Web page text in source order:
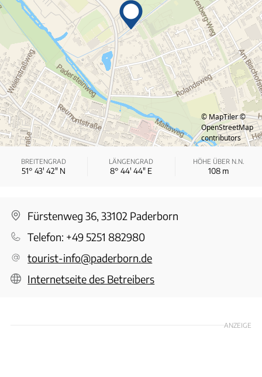
© MapTiler©
OpenStreetMap
contributors
BREITENGRAD
51° 43′ 42″ N
LÄNGENGRAD
8° 44′ 44″ E
HÖHE ÜBER N.N.
108 m
Fürstenweg 36, 33102 Paderborn
Telefon: +49 5251 882980
tourist-info@paderborn.de
Internetseite des Betreibers
ANZEIGE